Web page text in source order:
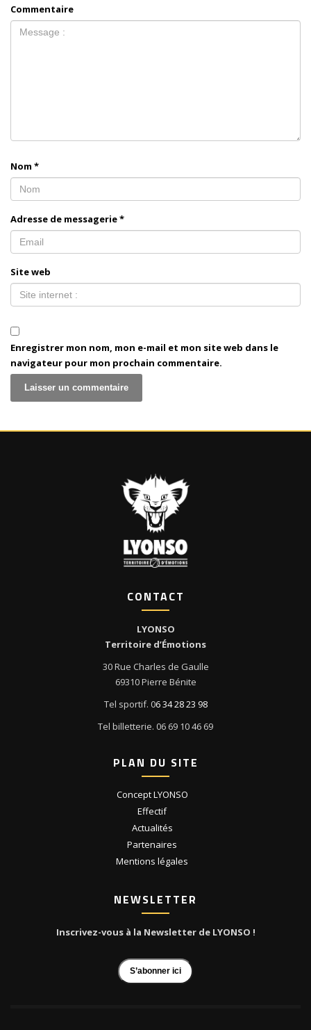
Commentaire
Nom *
Adresse de messagerie*
Site web
Enregistrer mon nom, mon e-mail et mon site web dans le
navigateur pour mon prochain commentaire.
CONTACT
LYONSO
Territoire d’Émotions
30 Rue Charles de Gaulle
69310 Pierre Bénite
Tel sportif. 06 34 28 23 98
Tel billetterie. 06 69 10 46 69
PLAN DU SITE
Concept LYONSO
Effectif
Actualités
Partenaires
Mentions légales
NEWSLETTER
Inscrivez-vous à la Newsletter de LYONSO !
S’abonner ici